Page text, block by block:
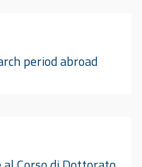
period abroad